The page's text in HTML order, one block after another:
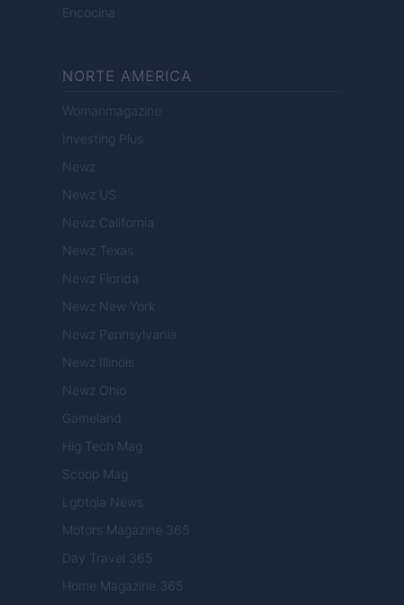
Encocina
NORTE AMERICA
Womanmagazine
Investing Plus
Newz
Newz US
Newz California
Newz Texas
Newz Florida
Newz New York
Newz Pennsylvania
Newz Illinois
Newz Ohio
Gameland
Hig Tech Mag
Scoop Mag
Lgbtqia News
Motors Magazine 365
Day Travel 365
Home Magazine 365